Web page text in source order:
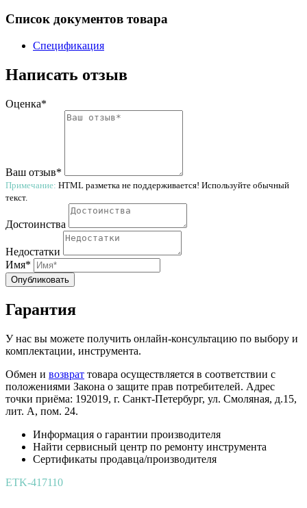
Список документов товара
Спецификация
Написать отзыв
Оценка*
Ваш отзыв*
Примечание: HTML разметка не поддерживается! Используйте обычный
текст.
Достоинства
Недостатки
Имя*
Опубликовать
Гарантия
У нас вы можете получить онлайн-консультацию по выбору и
комплектации, инструмента.
Обмен и возврат товара осуществляется в соответствии с
положениями Закона о защите прав потребителей. Адрес
точки приёма: 192019, г. Санкт-Петербург, ул. Смоляная, д.15,
лит. А, пом. 24.
Информация о гарантии производителя
Найти сервисный центр по ремонту инструмента
Сертификаты продавца/производителя
ETK-417110